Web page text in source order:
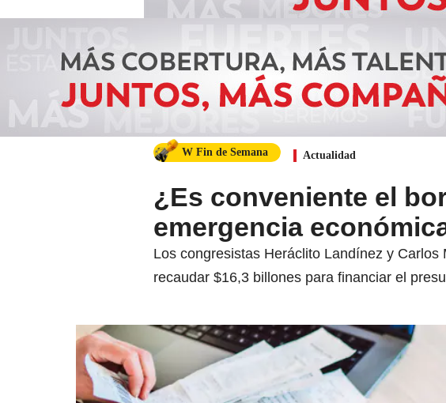
W Fin de Semana Actualidad
¿Es conveniente el
emergencia
Los congresistas Heráclito Landínez y
recaudar $16,3 billones para financiar el